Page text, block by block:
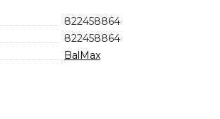
822458864
822458864
BalMax